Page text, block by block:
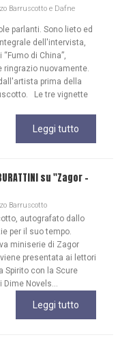
Barruscotto e Dafne
parlanti. Sono lieto ed
dell'intervista,
di China”,
ringrazio nuovamente.
prima della
Le tre vignette
Leggi tutto
su "Zagor -
Barruscotto
autografato dallo
per il suo tempo.
miniserie di Zagor
presentata ai lettori
Spirito con la Scure
Novels...
Leggi tutto